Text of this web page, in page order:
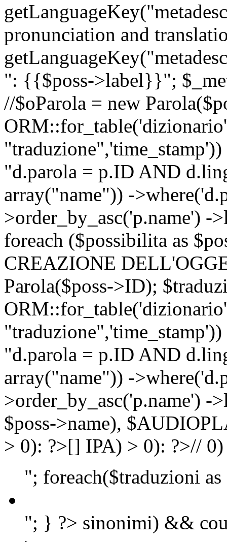
pronunciation and
": {{$poss->label}}";
//$oParola = new
"d.parola = p.ID AND
array("name")) -
>order_by_asc('p.name')
foreach ($possibilita as
CREAZIONE
Parola($poss->ID);
"d.parola = p.ID AND
array("name")) -
>order_by_asc('p.name')
$poss->name),
> 0): ?>[] IPA) > 0): ?>//
"; foreach($traduzioni
"; } ?> sinonimi) &&